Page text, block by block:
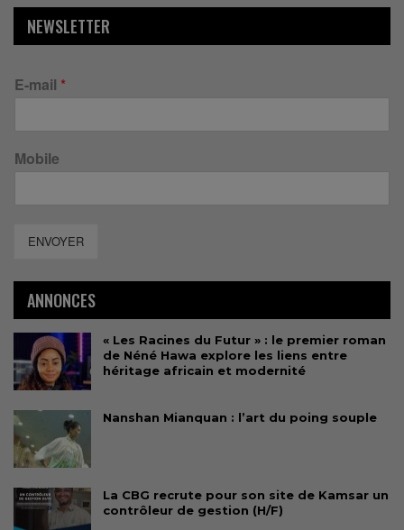
NEWSLETTER
E-mail *
Mobile
ENVOYER
ANNONCES
« Les Racines du Futur » : le premier roman
de Néné Hawa explore les liens entre
héritage africain et modernité
Nanshan Mianquan : l’art du poing souple
La CBG recrute pour son site de Kamsar un
contrôleur de gestion (H/F)